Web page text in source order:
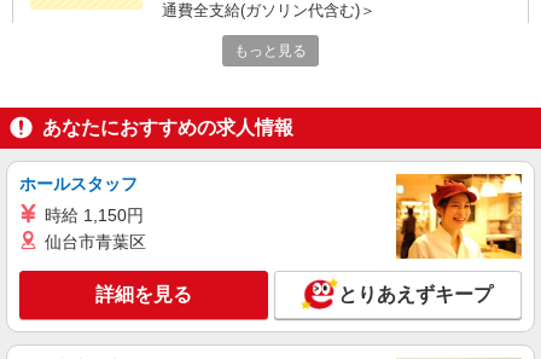
通費全支給(ガソリン代含む)＞
栃木市 ＊最寄り駅：新栃木
派遣社員
（株）ウィルオブ・ワークCW 宇都宮支店/ms090101
時給1500円 ◆前払い・日払い・週払いOK
キープ 詳細を見る
もっと見る
あなたにおすすめの求人情報
ホールスタッフ
時給 1,150円
仙台市青葉区
詳細を見る とりあえずキープ